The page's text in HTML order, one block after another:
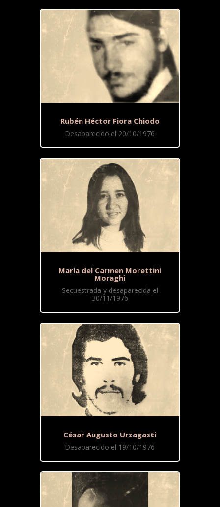
Rubén Héctor Fiora Chiodo
Desaparecido el 20/10/1976
María del Carmen Morettini
Moraghi
Secuestrada y desaparecida el
30/11/1976
César Augusto Urzagasti
Desaparecido el 19/10/1976